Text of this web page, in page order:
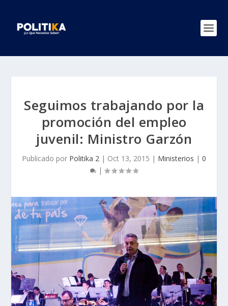
Seguimos trabajando por la
promoción del empleo
juvenil: Ministro Garzón
Publicado por Politika 2 | Oct 13, 2015 | Ministerios | 0
|